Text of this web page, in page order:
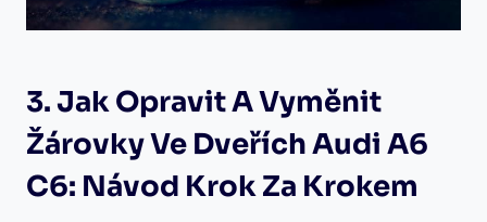
3. Jak Opravit A Vyměnit
Žárovky Ve Dveřích Audi A6
C6: Návod Krok Za Krokem